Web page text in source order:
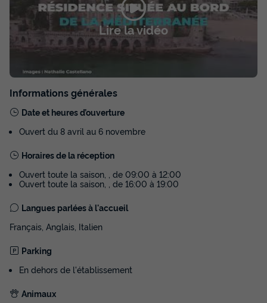
Lire la vidéo
Informations générales
Date et heures d’ouverture
Ouvert du 8 avril au 6 novembre
Horaires de la réception
Ouvert toute la saison, , de 09:00 à 12:00
Ouvert toute la saison, , de 16:00 à 19:00
Langues parlées à l'accueil
Français, Anglais, Italien
Parking
En dehors de l'établissement
Animaux